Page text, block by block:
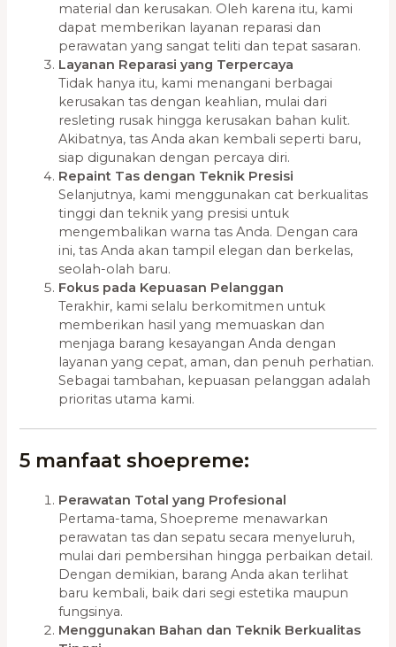
material dan kerusakan. Oleh karena itu, kami
dapat memberikan layanan reparasi dan
perawatan yang sangat teliti dan tepat sasaran.
Layanan Reparasi yang Terpercaya
Tidak hanya itu, kami menangani berbagai
kerusakan tas dengan keahlian, mulai dari
resleting rusak hingga kerusakan bahan kulit.
Akibatnya, tas Anda akan kembali seperti baru,
siap digunakan dengan percaya diri.
Repaint Tas dengan Teknik Presisi
Selanjutnya, kami menggunakan cat berkualitas
tinggi dan teknik yang presisi untuk
mengembalikan warna tas Anda. Dengan cara
ini, tas Anda akan tampil elegan dan berkelas,
seolah-olah baru.
Fokus pada Kepuasan Pelanggan
Terakhir, kami selalu berkomitmen untuk
memberikan hasil yang memuaskan dan
menjaga barang kesayangan Anda dengan
layanan yang cepat, aman, dan penuh perhatian.
Sebagai tambahan, kepuasan pelanggan adalah
prioritas utama kami.
5 manfaat shoepreme:
Perawatan Total yang Profesional
Pertama-tama, Shoepreme menawarkan
perawatan tas dan sepatu secara menyeluruh,
mulai dari pembersihan hingga perbaikan detail.
Dengan demikian, barang Anda akan terlihat
baru kembali, baik dari segi estetika maupun
fungsinya.
Menggunakan Bahan dan Teknik Berkualitas